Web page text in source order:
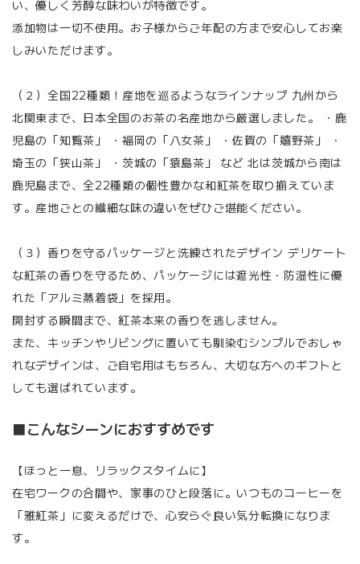
い、優しく芳醇な味わいが特徴です。
添加物は一切不使用。お子様からご年配の方まで安心してお楽
しみいただけます。
（２）全国22種類！産地を巡るようなラインナップ 九州から
北関東まで、日本全国のお茶の名産地から厳選しました。 ・鹿
児島の「知覧茶」 ・福岡の「八女茶」 ・佐賀の「嬉野茶」 ・
埼玉の「狭山茶」 ・茨城の「猿島茶」 など 北は茨城から南は
鹿児島まで、全22種類の個性豊かな和紅茶を取り揃えていま
す。産地ごとの繊細な味の違いをぜひご堪能ください。
（３）香りを守るパッケージと洗練されたデザイン デリケート
な紅茶の香りを守るため、パッケージには遮光性・防湿性に優
れた「アルミ蒸着袋」を採用。
開封する瞬間まで、紅茶本来の香りを逃しません。
また、キッチンやリビングに置いても馴染むシンプルでおしゃ
れなデザインは、ご自宅用はもちろん、大切な方へのギフトと
しても選ばれています。
■こんなシーンにおすすめです
【ほっと一息、リラックスタイムに】
在宅ワークの合間や、家事のひと段落に。いつものコーヒーを
「雅紅茶」に変えるだけで、心安らぐ良い気分転換になりま
す。